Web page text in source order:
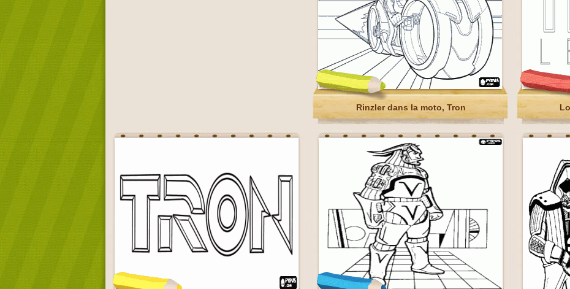
Rinzler dans la moto, Tron